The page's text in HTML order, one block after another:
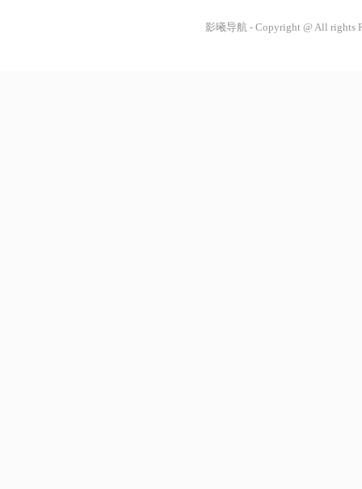
影曦导航 - Copyright @ All rights